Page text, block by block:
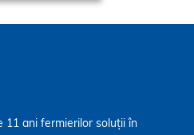
11 ani fermierilor soluții în